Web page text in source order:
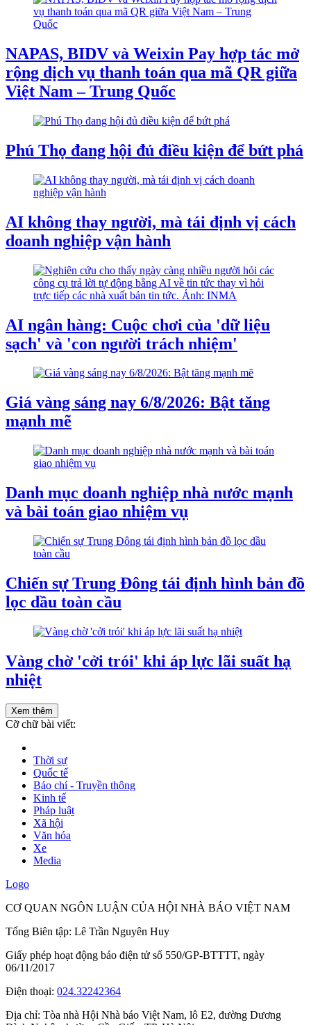
NAPAS, BIDV và Weixin Pay hợp tác mở
rộng dịch vụ thanh toán qua mã QR giữa
Việt Nam – Trung Quốc
Phú Thọ đang hội đủ điều kiện để bứt phá
AI không thay người, mà tái định vị cách
doanh nghiệp vận hành
AI ngân hàng: Cuộc chơi của 'dữ liệu
sạch' và 'con người trách nhiệm'
Giá vàng sáng nay 6/8/2026: Bật tăng
mạnh mẽ
Danh mục doanh nghiệp nhà nước mạnh
và bài toán giao nhiệm vụ
Chiến sự Trung Đông tái định hình bản đồ
lọc dầu toàn cầu
Vàng chờ 'cởi trói' khi áp lực lãi suất hạ
nhiệt
Xem thêm
Cỡ chữ bài viết:
Thời sự
Quốc tế
Báo chí - Truyền thông
Kinh tế
Pháp luật
Xã hội
Văn hóa
Xe
Media
Logo
CƠ QUAN NGÔN LUẬN CỦA HỘI NHÀ BÁO VIỆT NAM
Tổng Biên tập: Lê Trần Nguyên Huy
Giấy phép hoạt động báo điện tử số 550/GP-BTTTT, ngày
06/11/2017
Điện thoại: 024.32242364
Địa chỉ: Tòa nhà Hội Nhà báo Việt Nam, lô E2, đường Dương